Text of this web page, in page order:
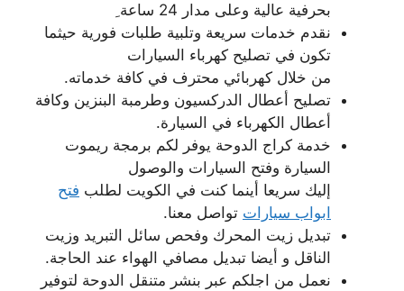
بحرفية عالية وعلى مدار 24 ساعة ِ
نقدم خدمات سريعة وتلبية طلبات فورية حيثما
تكون في تصليح كهرباء السيارات
من خلال كهربائي محترف في كافة خدماته.
تصليح أعطال الدركسيون وطرمبة البنزين وكافة
أعطال الكهرباء في السيارة.
خدمة كراج الدوحة يوفر لكم برمجة ريموت
السيارة وفتح السيارات والوصول
إليك سريعا أينما كنت في الكويت لطلب فتح
ابواب سيارات تواصل معنا.
تبديل زيت المحرك وفحص سائل التبريد وزيت
الناقل و أيضا تبديل مصافي الهواء عند الحاجة.
نعمل من اجلكم عبر بنشر متنقل الدوحة لتوفير